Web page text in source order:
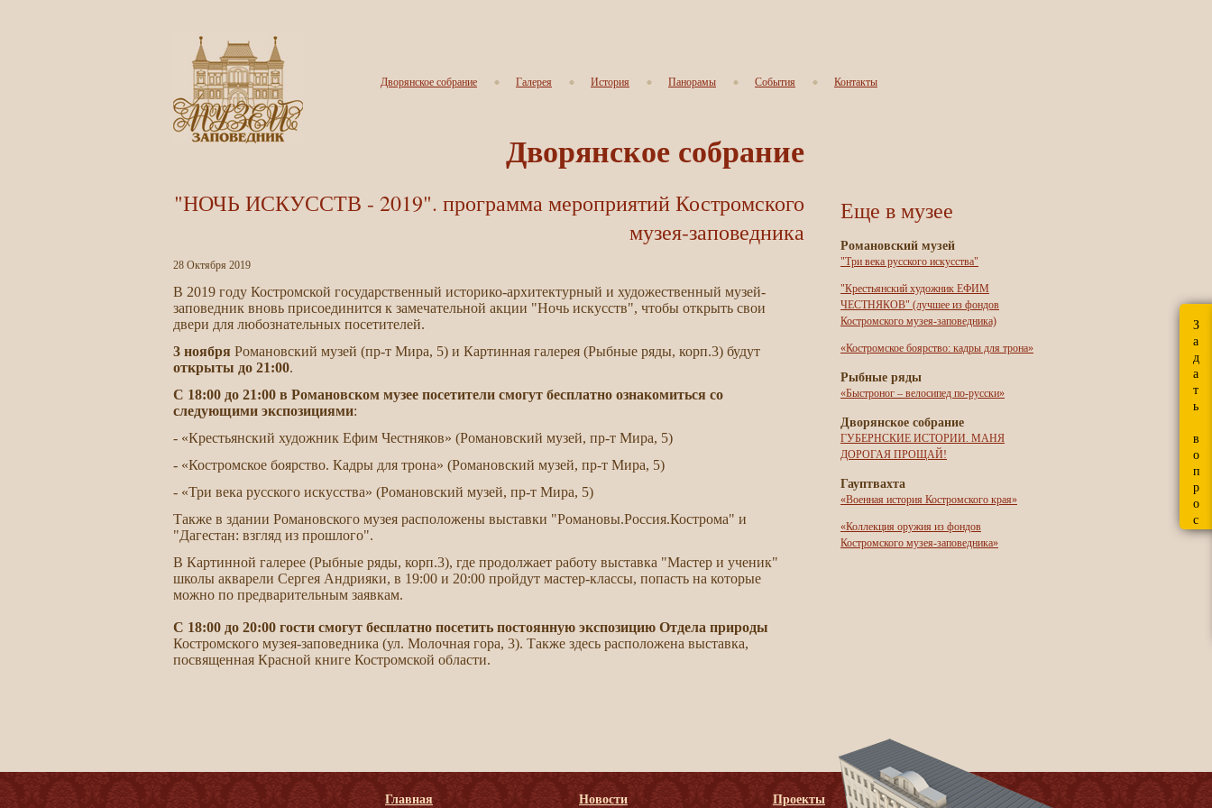
З
а
д
а
т
ь
в
о
п
р
о
с
Дворянское собрание Галерея История Панорамы События Контакты
Дворянское собрание
"НОЧЬ ИСКУССТВ - 2019". программа мероприятий Костромского
музея-заповедника
28 Октября 2019
В 2019 году Костромской государственный историко-архитектурный и художественный музей-
заповедник вновь присоединится к замечательной акции "Ночь искусств", чтобы открыть свои
двери для любознательных посетителей.
3 ноября Романовский музей (пр-т Мира, 5) и Картинная галерея (Рыбные ряды, корп.3) будут
открыты до 21:00.
С 18:00 до 21:00 в Романовском музее посетители смогут бесплатно ознакомиться со
следующими экспозициями:
- «Крестьянский художник Ефим Честняков» (Романовский музей, пр-т Мира, 5)
- «Костромское боярство. Кадры для трона» (Романовский музей, пр-т Мира, 5)
- «Три века русского искусства» (Романовский музей, пр-т Мира, 5)
Также в здании Романовского музея расположены выставки "Романовы.Россия.Кострома" и
"Дагестан: взгляд из прошлого".
В Картинной галерее (Рыбные ряды, корп.3), где продолжает работу выставка "Мастер и ученик"
школы акварели Сергея Андрияки, в 19:00 и 20:00 пройдут мастер-классы, попасть на которые
можно по предварительным заявкам.
С 18:00 до 20:00 гости смогут бесплатно посетить постоянную экспозицию Отдела природы
Костромского музея-заповедника (ул. Молочная гора, 3). Также здесь расположена выставка,
посвященная Красной книге Костромской области.
Еще в музее
Романовский музей
"Три века русского искусства"
"Крестьянский художник ЕФИМ
ЧЕСТНЯКОВ" (лучшее из фондов
Костромского музея-заповедника)
«Костромское боярство: кадры для трона»
Рыбные ряды
«Быстроног – велосипед по-русски»
Дворянское собрание
ГУБЕРНСКИЕ ИСТОРИИ. МАНЯ
ДОРОГАЯ ПРОЩАЙ!
Гауптвахта
«Военная история Костромского края»
«Коллекция оружия из фондов
Костромского музея-заповедника»
Главная Новости Проекты